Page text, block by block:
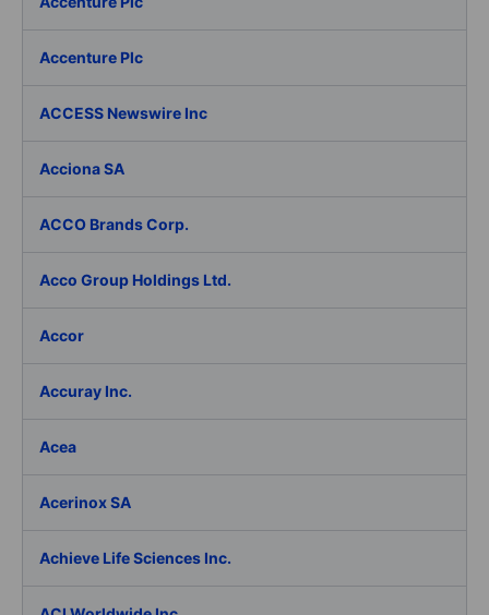
Accenture Plc
ACCESS Newswire Inc
Acciona SA
ACCO Brands Corp.
Acco Group Holdings Ltd.
Accor
Accuray Inc.
Acea
Acerinox SA
Achieve Life Sciences Inc.